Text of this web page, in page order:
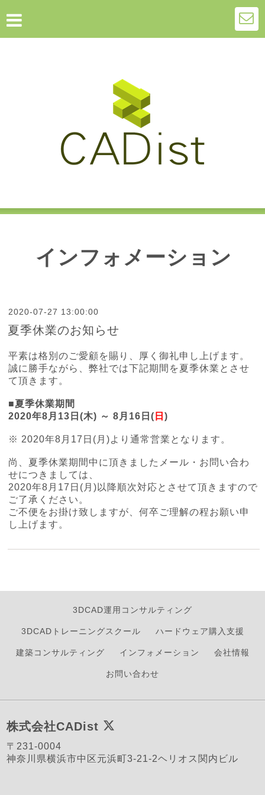
インフォメーション
2020-07-27 13:00:00
夏季休業のお知らせ
平素は格別のご愛顧を賜り、厚く御礼申し上げます。
誠に勝手ながら、弊社では下記期間を夏季休業とさせ
て頂きます。
■夏季休業期間
2020年8月13日(木) ～ 8月16日( 日)
※ 2020年8月17日(月)より通常営業となります。
尚、夏季休業期間中に頂きましたメール・お問い合わ
せにつきましては、
2020年8月17日(月)以降順次対応とさせて頂きますので
ご了承ください。
ご不便をお掛け致しますが、何卒ご理解の程お願い申
し上げます。
3DCAD運用コンサルティング
3DCADトレーニングスクール ハードウェア購入支援
建築コンサルティング インフォメーション 会社情報
お問い合わせ
株式会社CADist
〒231-0004
神奈川県横浜市中区元浜町3-21-2ヘリオス関内ビル